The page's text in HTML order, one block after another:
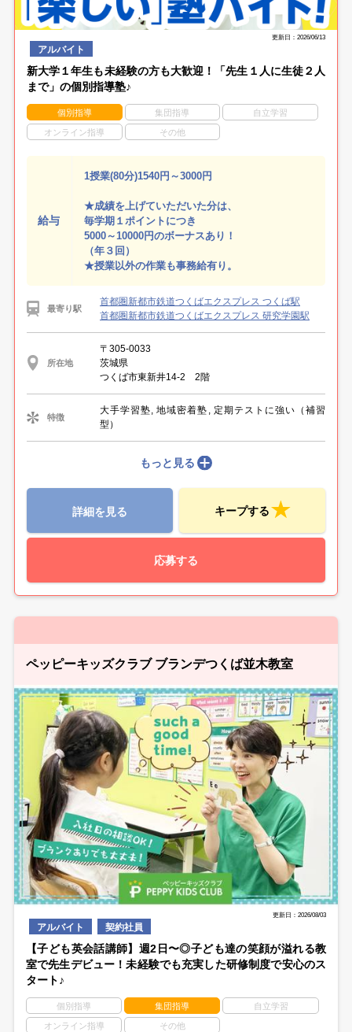
更新日：2026/06/13
アルバイト
新大学１年生も未経験の方も大歓迎！「先生１人に生徒２人
まで」の個別指導塾♪
個別指導 集団指導 自立学習
オンライン指導 その他
給与
1授業(80分)1540円～3000円
★成績を上げていただいた分は、
毎学期１ポイントにつき
5000～10000円のボーナスあり！
（年３回）
★授業以外の作業も事務給有り。
最寄り駅
首都圏新都市鉄道つくばエクスプレス つくば駅
首都圏新都市鉄道つくばエクスプレス 研究学園駅
所在地
〒305-0033
茨城県
つくば市東新井14-2 2階
特徴
大手学習塾, 地域密着塾, 定期テストに強い（補習
型）
もっと見る
詳細を見る キープする
応募する
ペッピーキッズクラブ ブランデつくば並木教室
更新日：2026/08/03
アルバイト 契約社員
【子ども英会話講師】週2日〜◎子ども達の笑顔が溢れる教
室で先生デビュー！未経験でも充実した研修制度で安心のス
タート♪
個別指導 集団指導 自立学習
オンライン指導 その他